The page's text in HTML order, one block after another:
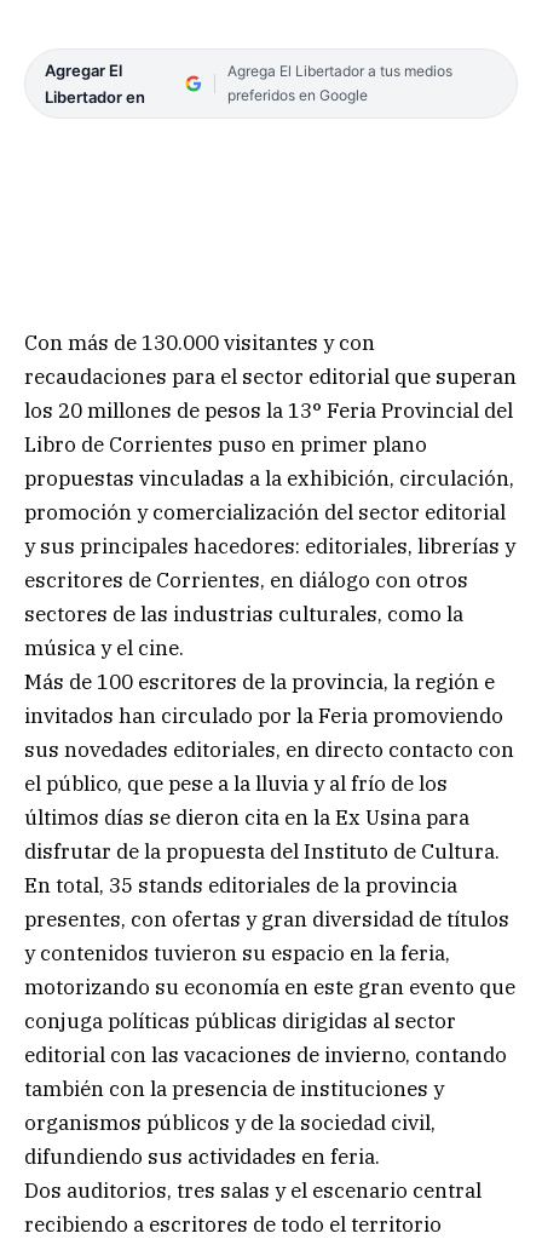
Agregar El
Libertador en
Agrega El Libertador a tus medios
preferidos en Google
Con más de 130.000 visitantes y con
recaudaciones para el sector editorial que superan
los 20 millones de pesos la 13° Feria Provincial del
Libro de Corrientes puso en primer plano
propuestas vinculadas a la exhibición, circulación,
promoción y comercialización del sector editorial
y sus principales hacedores: editoriales, librerías y
escritores de Corrientes, en diálogo con otros
sectores de las industrias culturales, como la
música y el cine.
Más de 100 escritores de la provincia, la región e
invitados han circulado por la Feria promoviendo
sus novedades editoriales, en directo contacto con
el público, que pese a la lluvia y al frío de los
últimos días se dieron cita en la Ex Usina para
disfrutar de la propuesta del Instituto de Cultura.
En total, 35 stands editoriales de la provincia
presentes, con ofertas y gran diversidad de títulos
y contenidos tuvieron su espacio en la feria,
motorizando su economía en este gran evento que
conjuga políticas públicas dirigidas al sector
editorial con las vacaciones de invierno, contando
también con la presencia de instituciones y
organismos públicos y de la sociedad civil,
difundiendo sus actividades en feria.
Dos auditorios, tres salas y el escenario central
recibiendo a escritores de todo el territorio